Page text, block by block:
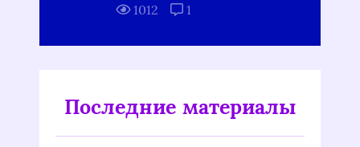
1012
1
Последние материалы